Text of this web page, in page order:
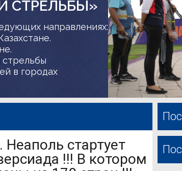
СТРЕЛЬБЫ»
направлениях:
стрельбы
в городах
стартует
!!! В котором